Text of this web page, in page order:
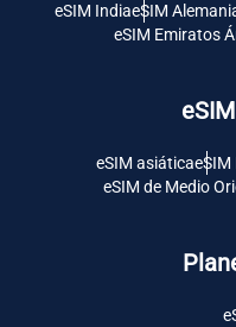
eSIM IndiaeSIM
eSIM Emiratos
eSIM asiáticaeSIM
eSIM de Medio